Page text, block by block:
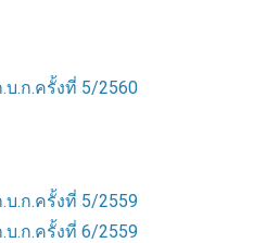
บ.ก.ครั้งที่ 5/2560
บ.ก.ครั้งที่ 5/2559
บ.ก.ครั้งที่ 6/2559